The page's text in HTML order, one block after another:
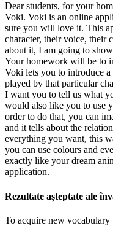
Dear students, for your
Voki. Voki is an online
sure you will love it. This
character, their voice, their
about it, I am going to
Your homework will be to
Voki lets you to introduce
played by that particular
I want you to tell us what
would also like you to use
order to do that, you can
and it tells about the
everything you want, this
you can use colours and
exactly like your dream
application.
Rezultate așteptate ale
To acquire new vocabulary